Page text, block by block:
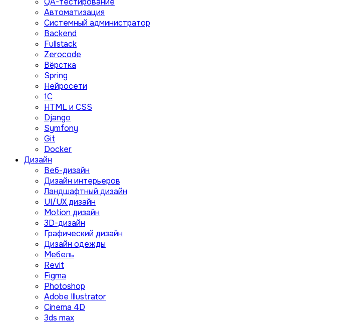
Автоматизация
Системный администратор
Backend
Fullstack
Zerocode
Вёрстка
Spring
Нейросети
1C
HTML и CSS
Django
Symfony
Git
Docker
Дизайн
Веб-дизайн
Дизайн интерьеров
Ландшафтный дизайн
UI/UX дизайн
Motion дизайн
3D-дизайн
Графический дизайн
Дизайн одежды
Мебель
Revit
Figma
Photoshop
Adobe Illustrator
Сinema 4D
3ds max